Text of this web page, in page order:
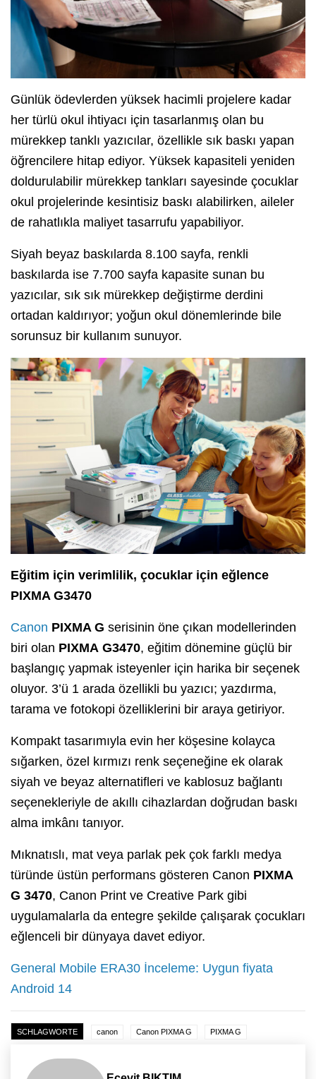
Günlük ödevlerden yüksek hacimli projelere kadar
her türlü okul ihtiyacı için tasarlanmış olan bu
mürekkep tanklı yazıcılar, özellikle sık baskı yapan
öğrencilere hitap ediyor. Yüksek kapasiteli yeniden
doldurulabilir mürekkep tankları sayesinde çocuklar
okul projelerinde kesintisiz baskı alabilirken, aileler
de rahatlıkla maliyet tasarrufu yapabiliyor.
Siyah beyaz baskılarda 8.100 sayfa, renkli
baskılarda ise 7.700 sayfa kapasite sunan bu
yazıcılar, sık sık mürekkep değiştirme derdini
ortadan kaldırıyor; yoğun okul dönemlerinde bile
sorunsuz bir kullanım sunuyor.
Eğitim için verimlilik, çocuklar için eğlence
PIXMA G3470
Canon PIXMA G serisinin öne çıkan modellerinden
biri olan PIXMA G3470, eğitim dönemine güçlü bir
başlangıç yapmak isteyenler için harika bir seçenek
oluyor. 3’ü 1 arada özellikli bu yazıcı; yazdırma,
tarama ve fotokopi özelliklerini bir araya getiriyor.
Kompakt tasarımıyla evin her köşesine kolayca
sığarken, özel kırmızı renk seçeneğine ek olarak
siyah ve beyaz alternatifleri ve kablosuz bağlantı
seçenekleriyle de akıllı cihazlardan doğrudan baskı
alma imkânı tanıyor.
Mıknatıslı, mat veya parlak pek çok farklı medya
türünde üstün performans gösteren Canon PIXMA
G 3470, Canon Print ve Creative Park gibi
uygulamalarla da entegre şekilde çalışarak çocukları
eğlenceli bir dünyaya davet ediyor.
General Mobile ERA30 İnceleme: Uygun fiyata
Android 14
SCHLAGWORTE canon Canon PIXMA G PIXMA G